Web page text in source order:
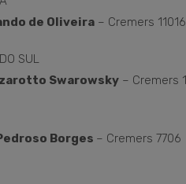
de Oliveira – Cremers 11016
SUL
Swarowsky – Cremers
Borges – Cremers 7706